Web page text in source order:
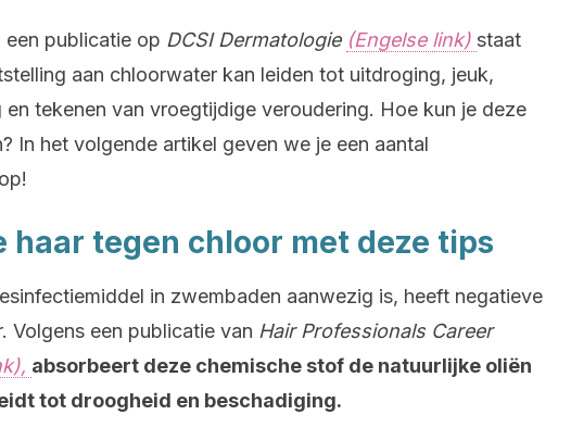
een publicatie op DCSI Dermatologie (Engelse link) staat
aan chloorwater kan leiden tot uitdroging, jeuk,
en tekenen van vroegtijdige veroudering. Hoe kun je deze
In het volgende artikel geven we je een aantal
haar tegen chloor met deze tips
in zwembaden aanwezig is, heeft negatieve
Volgens een publicatie van Hair Professionals Career
absorbeert deze chemische stof de natuurlijke oliën
tot droogheid en beschadiging.